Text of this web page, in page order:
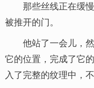
那些丝线正在缓
被推开的门。
他站了一会儿，
它的位置，完成了它
入了完整的纹理中，不